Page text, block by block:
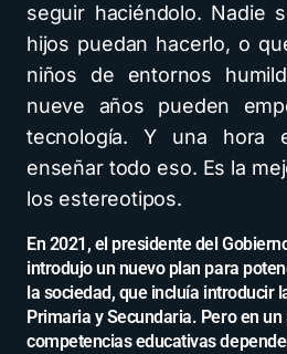
seguir haciéndolo. Nadie
hijos puedan hacerlo, o
niños de entornos
nueve años pueden
tecnología. Y una hora
enseñar todo eso. Es la
los estereotipos.
En 2021, el presidente del
introdujo un nuevo plan para
la sociedad, que incluía introducir
Primaria y Secundaria. Pero en
competencias educativas